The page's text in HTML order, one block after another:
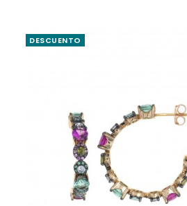
DESCUENTO